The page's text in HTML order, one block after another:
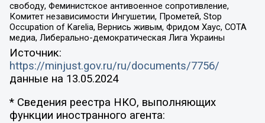
свободу, Феминистское антивоенное сопротивление,
Комитет независимости Ингушетии, Прометей, Stop
Occupation of Karelia, Вернись живым, Фридом Хаус, СОТА
медиа, Либерально-демократическая Лига Украины
Источник:
https://minjust.gov.ru/ru/documents/7756/
данные на 13.05.2024
* Сведения реестра НКО, выполняющих
функции иностранного агента: